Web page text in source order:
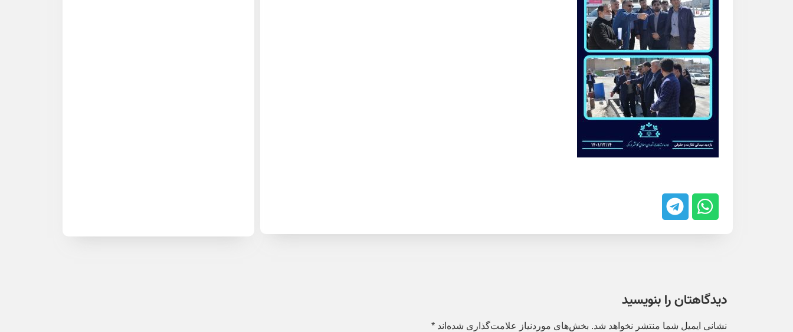
دیدگاهتان را بنویسید
نشانی ایمیل شما منتشر نخواهد شد. بخش‌های موردنیاز علامت‌گذاری شده‌اند *